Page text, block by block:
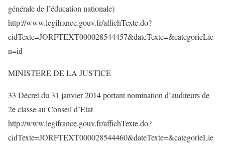
générale de l’éducation nationale)
http://www.legifrance.gouv.fr/affichTexte.do?
cidTexte=JORFTEXT000028544457&dateTexte=&categorieLie
n=id
MINISTERE DE LA JUSTICE
33 Décret du 31 janvier 2014 portant nomination d’auditeurs de
2e classe au Conseil d’Etat
http://www.legifrance.gouv.fr/affichTexte.do?
cidTexte=JORFTEXT000028544460&dateTexte=&categorieLie